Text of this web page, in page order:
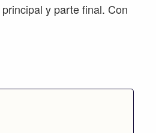
y parte final. Con